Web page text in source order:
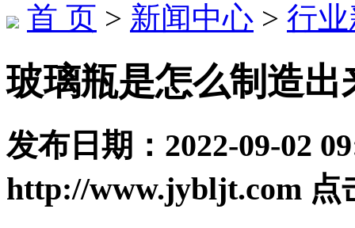
首 页 > 新闻中心 > 行
玻璃瓶是怎么制造出
发布日期： 2022-09-02
http://www.jybljt.com 点